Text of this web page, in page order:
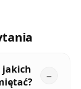
jakich